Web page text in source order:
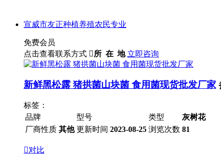
宣威市友正种植养殖农民专业
免费会员
点击查看联系方式 所 在 地 立即咨询
新鲜黑松露 猪拱菌山块菌 食用菌现货批发厂家
标签：
品牌
型号 类型
灰树花
厂商性质 其他 更新时间 2023-08-25 浏览次数 81
对比